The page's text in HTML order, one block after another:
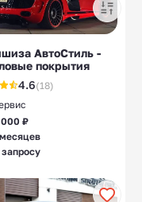
АвтоСтиль -
покрытия
4.6(18)
₽